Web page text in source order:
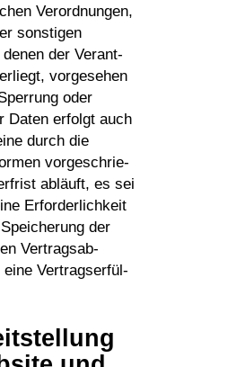
Verord­nungen,
sons­tigen
der Verant­
vorge­sehen
oder
Daten erfolgt auch
durch die
vorge­schrie­
abläuft, es sei
Erfor­der­lich­keit
der
Vertrags­ab­
eine Vertrags­er­fül­